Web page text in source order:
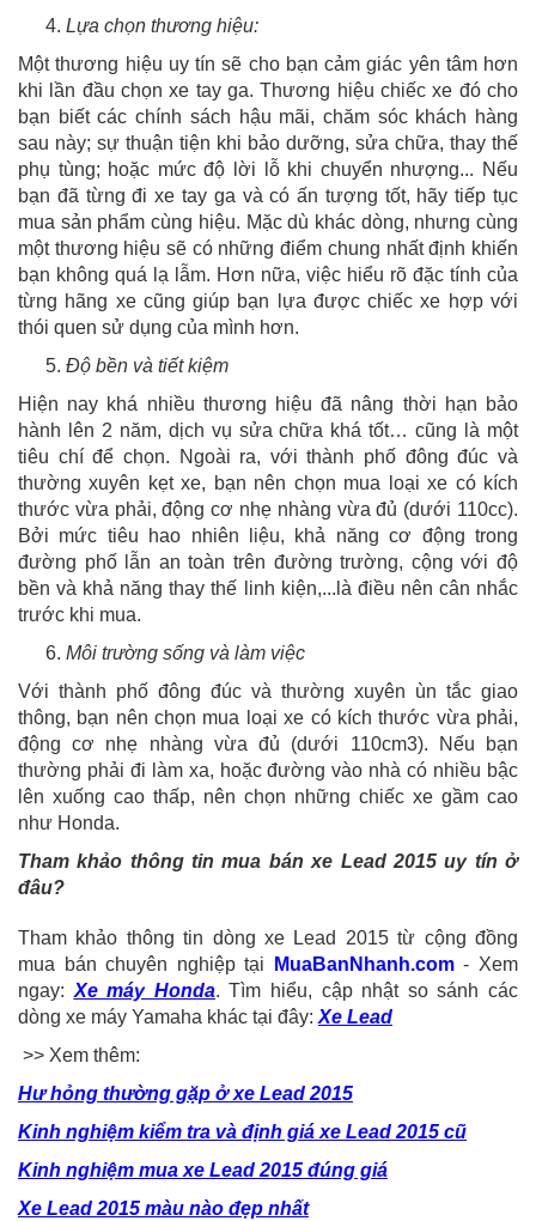
Lựa chọn thương hiệu:
Một thương hiệu uy tín sẽ cho bạn cảm giác yên tâm hơn
khi lần đầu chọn xe tay ga. Thương hiệu chiếc xe đó cho
bạn biết các chính sách hậu mãi, chăm sóc khách hàng
sau này; sự thuận tiện khi bảo dưỡng, sửa chữa, thay thế
phụ tùng; hoặc mức độ lời lỗ khi chuyển nhượng... Nếu
bạn đã từng đi xe tay ga và có ấn tượng tốt, hãy tiếp tục
mua sản phẩm cùng hiệu. Mặc dù khác dòng, nhưng cùng
một thương hiệu sẽ có những điểm chung nhất định khiến
bạn không quá lạ lẫm. Hơn nữa, việc hiểu rõ đặc tính của
từng hãng xe cũng giúp bạn lựa được chiếc xe hợp với
thói quen sử dụng của mình hơn.
Độ bền và tiết kiệm
Hiện nay khá nhiều thương hiệu đã nâng thời hạn bảo
hành lên 2 năm, dịch vụ sửa chữa khá tốt… cũng là một
tiêu chí để chọn. Ngoài ra, với thành phố đông đúc và
thường xuyên kẹt xe, bạn nên chọn mua loại xe có kích
thước vừa phải, động cơ nhẹ nhàng vừa đủ (dưới 110cc).
Bởi mức tiêu hao nhiên liệu, khả năng cơ động trong
đường phố lẫn an toàn trên đường trường, cộng với độ
bền và khả năng thay thế linh kiện,...là điều nên cân nhắc
trước khi mua.
Môi trường sống và làm việc
Với thành phố đông đúc và thường xuyên ùn tắc giao
thông, bạn nên chọn mua loại xe có kích thước vừa phải,
động cơ nhẹ nhàng vừa đủ (dưới 110cm3). Nếu bạn
thường phải đi làm xa, hoặc đường vào nhà có nhiều bậc
lên xuống cao thấp, nên chọn những chiếc xe gầm cao
như Honda.
Tham khảo thông tin mua bán xe Lead 2015 uy tín ở
đâu?
Tham khảo thông tin dòng xe Lead 2015 từ cộng đồng
mua bán chuyên nghiệp tại
MuaBanNhanh.com- Xem
ngay: Xe máy Honda. Tìm hiểu, cập nhật so sánh các
dòng xe máy Yamaha khác tại đây: Xe Lead
>> Xem thêm:
Hư hỏng thường gặp ở xe Lead 2015
Kinh nghiệm kiểm tra và định giá xe Lead 2015 cũ
Kinh nghiệm mua xe Lead 2015 đúng giá
Xe Lead 2015 màu nào đẹp nhất